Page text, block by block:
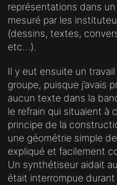
représentations dans
mesuré par les
(dessins, textes,
etc…).
Il y eut ensuite un
groupe, puisque j’avais
aucun texte dans la
le refrain qui situaient à
principe de la
une géométrie simple
expliqué et facilement
Un synthétiseur aidait
était interrompue